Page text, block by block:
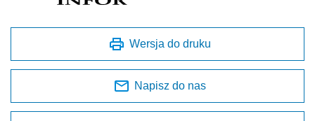
Wersja do druku
Napisz do nas